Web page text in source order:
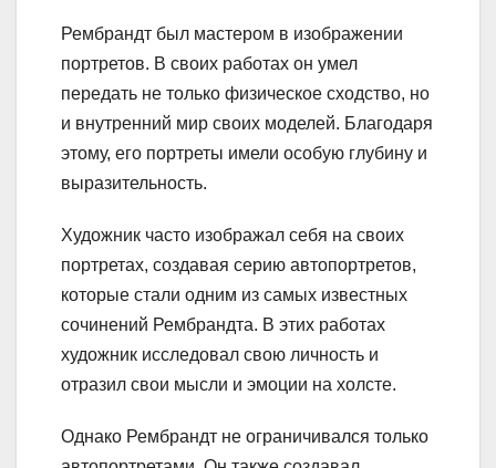
Рембрандт был мастером в изображении
портретов. В своих работах он умел
передать не только физическое сходство, но
и внутренний мир своих моделей. Благодаря
этому, его портреты имели особую глубину и
выразительность.
Художник часто изображал себя на своих
портретах, создавая серию автопортретов,
которые стали одним из самых известных
сочинений Рембрандта. В этих работах
художник исследовал свою личность и
отразил свои мысли и эмоции на холсте.
Однако Рембрандт не ограничивался только